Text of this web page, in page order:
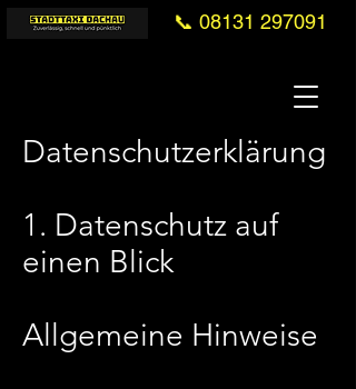
📞 08131 297091
Datenschutzerklärung
1. Datenschutz auf
einen Blick
Allgemeine Hinweise